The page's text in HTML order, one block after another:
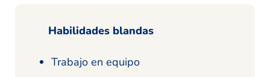
Habilidades blandas
Trabajo en equipo